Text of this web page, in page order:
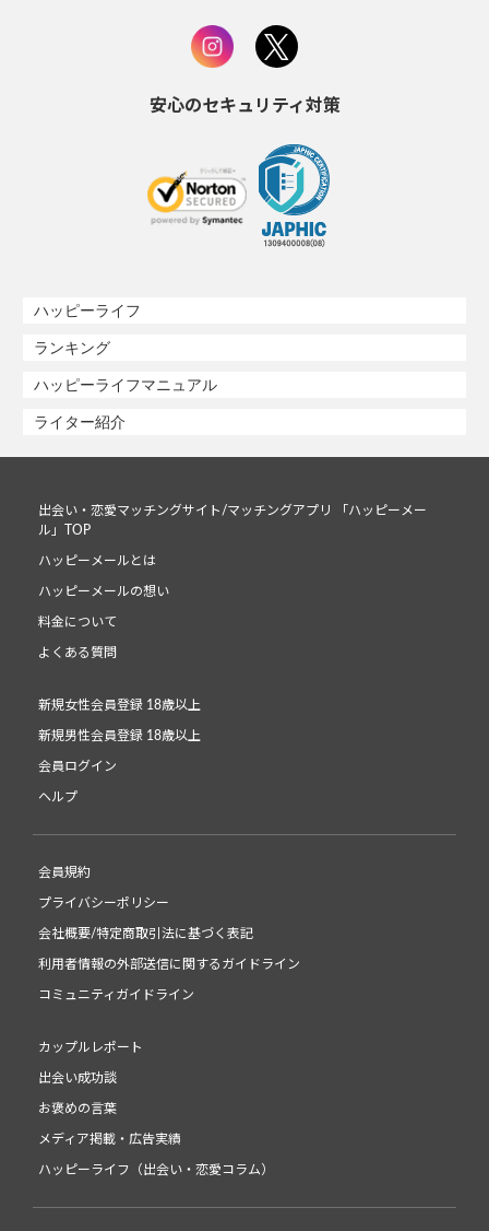
安心のセキュリティ対策
ハッピーライフ
ランキング
ハッピーライフマニュアル
ライター紹介
出会い・恋愛マッチングサイト/マッチングアプリ 「ハッピーメー
ル」TOP
ハッピーメールとは
ハッピーメールの想い
料金について
よくある質問
新規女性会員登録 18歳以上
新規男性会員登録 18歳以上
会員ログイン
ヘルプ
会員規約
プライバシーポリシー
会社概要/特定商取引法に基づく表記
利用者情報の外部送信に関するガイドライン
コミュニティガイドライン
カップルレポート
出会い成功談
お褒めの言葉
メディア掲載・広告実績
ハッピーライフ（出会い・恋愛コラム）